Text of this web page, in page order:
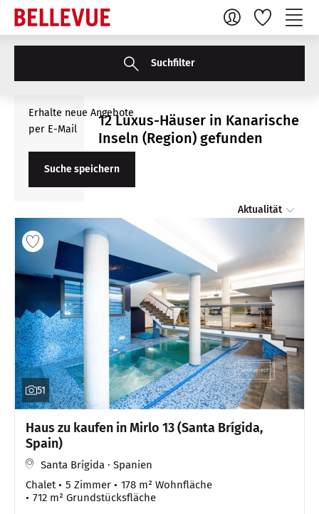
Suchfilter
Erhalte neue Angebote
per E-Mail
Suche speichern
12 Luxus-Häuser in Kanarische
Inseln (Region) gefunden
Aktualität
51
Haus zu kaufen in Mirlo 13 (Santa Brígida,
Spain)
Santa Brígida · Spanien
Chalet
5 Zimmer
178 m² Wohnfläche
712 m² Grundstücksfläche